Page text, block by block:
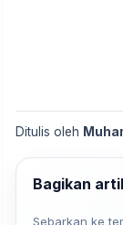
Ditulis oleh
Bagikan
Sebarkan ke